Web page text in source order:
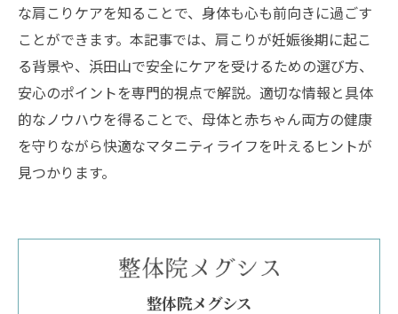
な肩こりケアを知ることで、身体も心も前向きに過ごす
ことができます。本記事では、肩こりが妊娠後期に起こ
る背景や、浜田山で安全にケアを受けるための選び方、
安心のポイントを専門的視点で解説。適切な情報と具体
的なノウハウを得ることで、母体と赤ちゃん両方の健康
を守りながら快適なマタニティライフを叶えるヒントが
見つかります。
整体院メグシス